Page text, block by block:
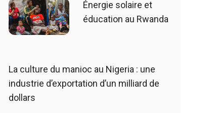
Énergie solaire et
éducation au Rwanda
La culture du manioc au Nigeria : une
industrie d’exportation d’un milliard de
dollars